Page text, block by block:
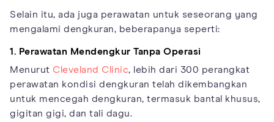
Selain itu, ada juga perawatan untuk seseorang yang
mengalami dengkuran, beberapanya seperti:
1. Perawatan Mendengkur Tanpa Operasi
Menurut Cleveland Clinic, lebih dari 300 perangkat
perawatan kondisi dengkuran telah dikembangkan
untuk mencegah dengkuran, termasuk bantal khusus,
gigitan gigi, dan tali dagu.